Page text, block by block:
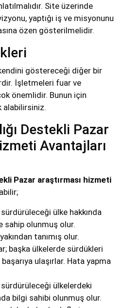
Site üzerinde
yaptığı iş ve misyonunu
özen gösterilmelidir.
göstereceği diğer bir
İşletmeleri fuar ve
önemlidir. Bunun için
alabilirsiniz.
Destekli Pazar
Avantajları
Pazar araştırması hizmeti
ülke hakkında
sahip olunmuş olur.
tanımış olur.
başka ülkelerde sürdükleri
ulaşırlar. Hata yapma
ülkelerdeki
bilgi sahibi olunmuş olur.